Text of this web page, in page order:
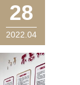
28
2022.04